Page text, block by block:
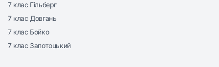
7 клас Гільберг
7 клас Довгань
7 клас Бойко
7 клас Запотоцький